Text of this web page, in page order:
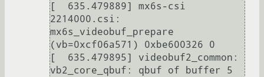
[  635.479889] mx6s-csi
2214000.csi:
mx6s_videobuf_prepare
(vb=0xcf06a571) 0xbe600326 0
[  635.479895] videobuf2_common:
vb2_core_qbuf: qbuf of buffer 5